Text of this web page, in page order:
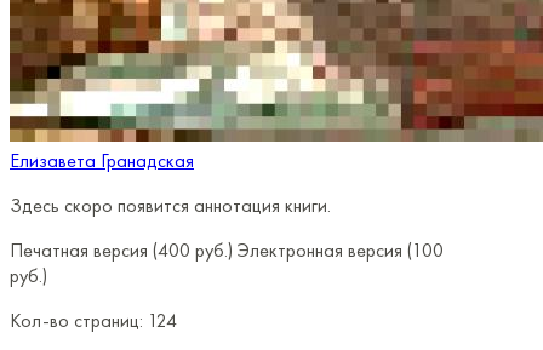
Елизавета Гранадская
Здесь скоро появится аннотация книги.
Печатная версия (400 руб.) Электронная версия (100
руб.)
Кол-во страниц: 124